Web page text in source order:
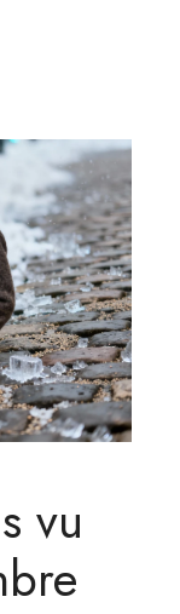
vu